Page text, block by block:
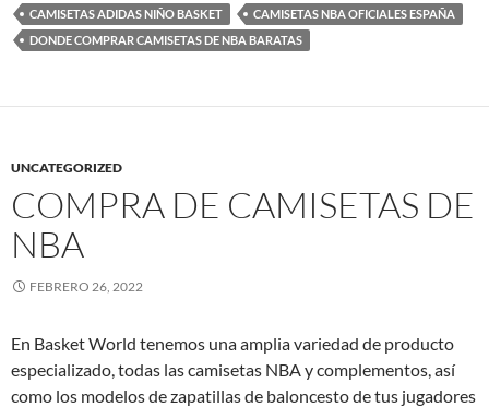
CAMISETAS ADIDAS NIÑO BASKET
CAMISETAS NBA OFICIALES ESPAÑA
DONDE COMPRAR CAMISETAS DE NBA BARATAS
UNCATEGORIZED
COMPRA DE CAMISETAS DE
NBA
FEBRERO 26, 2022
En Basket World tenemos una amplia variedad de producto
especializado, todas las camisetas NBA y complementos, así
como los modelos de zapatillas de baloncesto de tus jugadores